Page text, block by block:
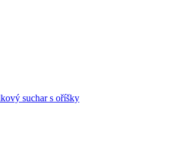
suchar s oříšky